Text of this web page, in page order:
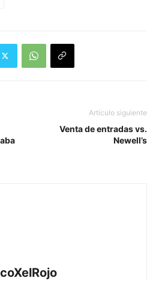
Artículo siguiente
Venta de entradas vs.
Newell’s